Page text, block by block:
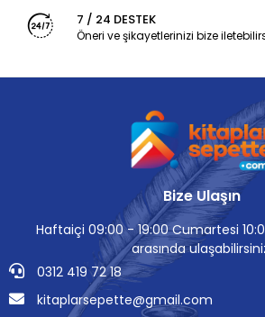
7 / 24 DESTEK
Öneri ve şikayetlerinizi bize
Bize Ulaşın
Haftaiçi 09:00 - 19:00 Cumartesi
arasında
0312 419 72 18
kitaplarsepette@gmail.com